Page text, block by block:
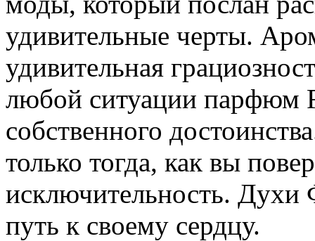
удивительные черты.
удивительная
любой ситуации парфюм
собственного
только тогда, как вы
исключительность. Духи
путь к своему сердцу.